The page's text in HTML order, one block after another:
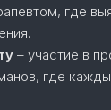
где
– участие в
где